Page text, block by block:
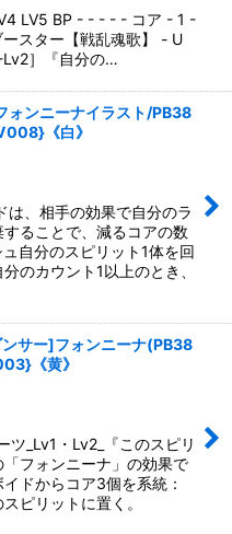
LV5 BP - - - - - コア - 1 -
スター【戦乱魂歌】 - U
］『自分の…
ンニーナイラスト/PB38
《白》
は、相手の効果で自分のラ
ることで、減るコアの数
自分のスピリット1体を回
のカウント1以上のとき、
サー]フォンニーナ(PB38
《黄》
ツ_Lv1・Lv2_『このスピリ
フォンニーナ」の効果で
ドからコア3個を系統：
ピリットに置く。